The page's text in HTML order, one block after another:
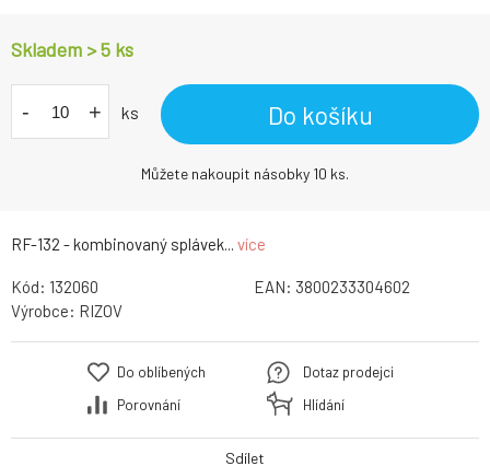
RF-132 - kombinovaný splávek... více
Skladem > 5 ks
- + ks Do košíku
Můžete nakoupit násobky 10 ks.
Kód: 132060 EAN: 3800233304602
Výrobce: RIZOV
Do oblíbených
Porovnání
Dotaz prodejci
Hlídání
Sdílet